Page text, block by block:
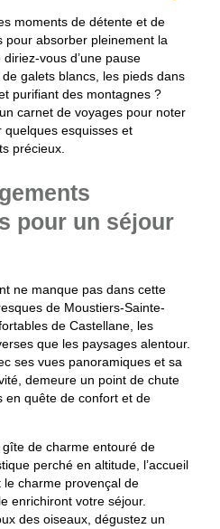
moments de détente et de
pour absorber pleinement la
vous d’une pause
galets blancs, les pieds dans
purifiant des montagnes ?
carnet de voyages pour noter
esquisses et
précieux.
pour un séjour
ne manque pas dans cette
de Moustiers-Sainte-
de Castellane, les
que les paysages alentour.
ses vues panoramiques et sa
demeure un point de chute
en quête de confort et de
de charme entouré de
perché en altitude, l’accueil
charme provençal de
enrichiront votre séjour.
des oiseaux, dégustez un